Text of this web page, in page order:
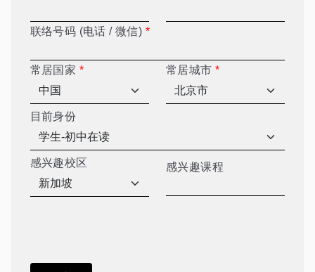
联络号码 (电话 / 微信) *
常居国家 * 常居城市*
目前身份
感兴趣校区 感兴趣课程